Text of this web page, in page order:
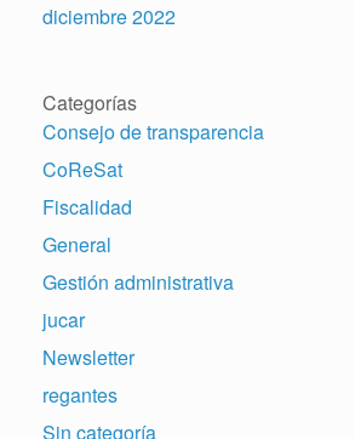
diciembre 2022
Categorías
Consejo de transparencia
CoReSat
Fiscalidad
General
Gestión administrativa
jucar
Newsletter
regantes
Sin categoría